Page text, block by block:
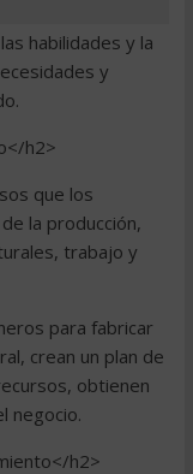
habilidades y la
y
h2>
que los
la producción,
trabajo y
para fabricar
crean un plan de
obtienen
negocio.
h2>